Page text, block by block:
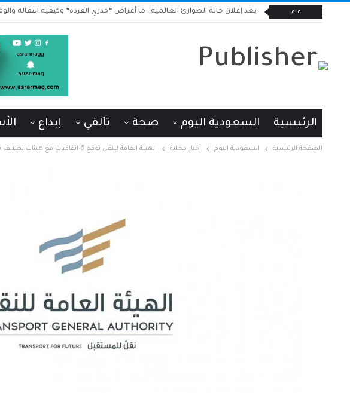
عام بعد إعلان حالة الطوارئ العالمية.. ما أعراض “جدري القردة” وكيفية انتقاله
الرئيسية السعودية اليوم صحة تألقي إبداع
الصفحة الرئيسية السعودية اليوم أخبار محلية الهيئة العامة للنقل توقع 6 اتفاقيات مع هيئات تصنيف بحرية عالمية